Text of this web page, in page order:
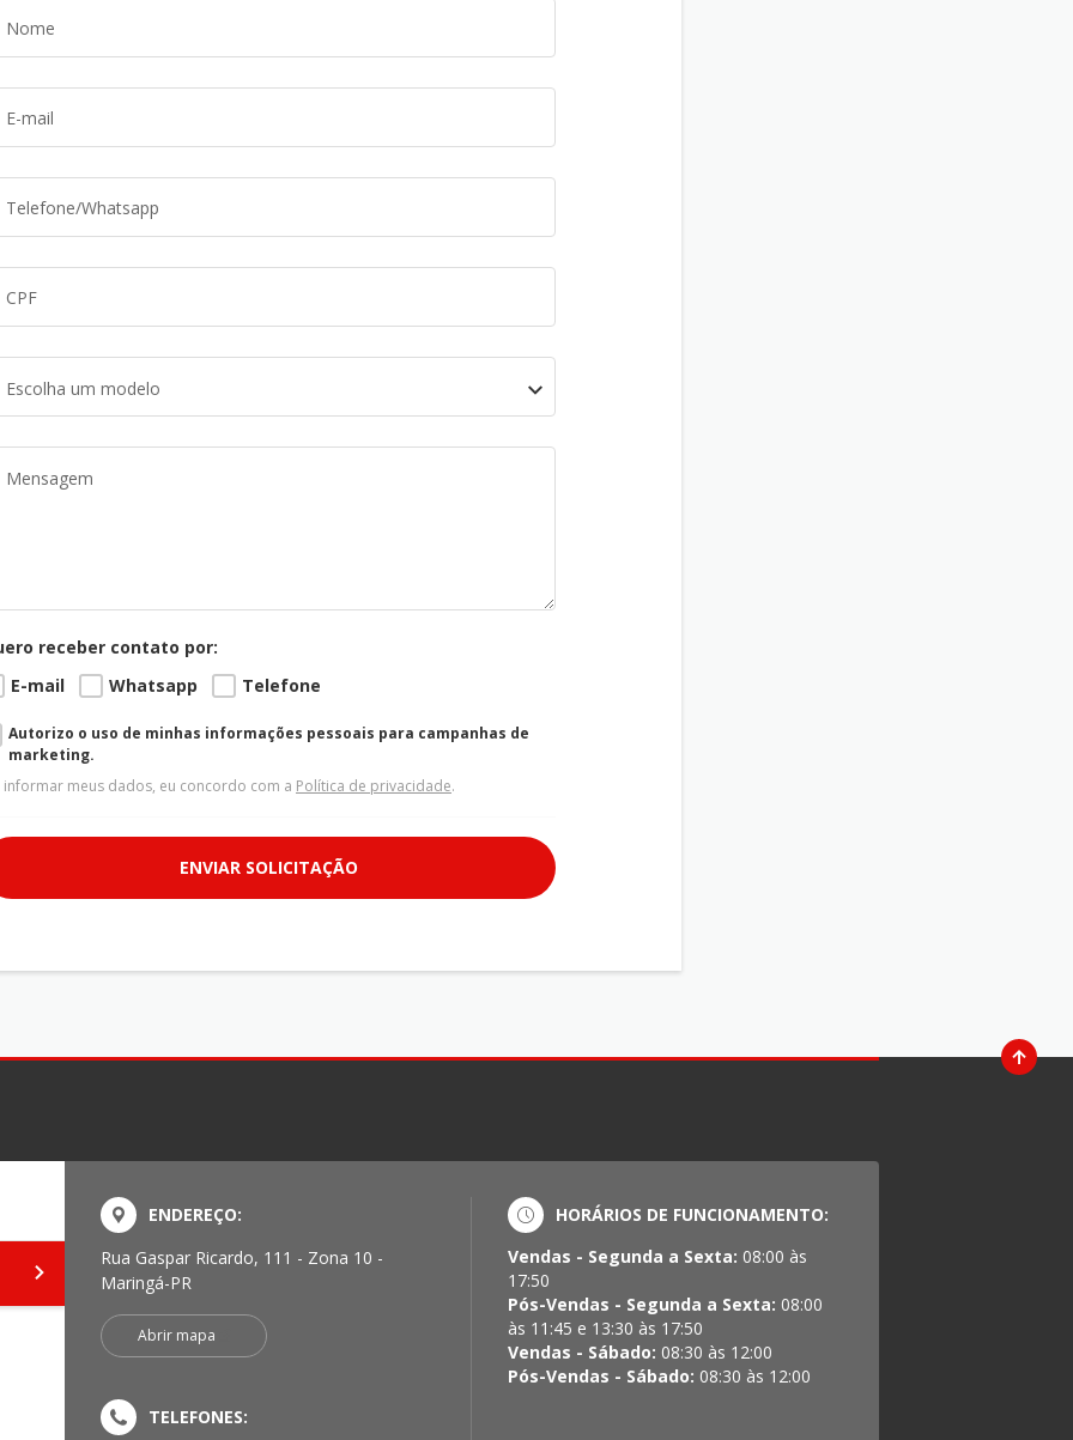
Escolha um modelo
receber contato por:
E-mail
Whatsapp Telefone
Autorizo o uso de minhas informações pessoais para campanhas de
marketing.
informar meus dados, eu concordo com a Política de privacidade.
ENVIAR SOLICITAÇÃO
ENDEREÇO:
Rua Gaspar Ricardo, 111 - Zona 10 -
Maringá-PR
Abrir mapa
TELEFONES:
HORÁRIOS DE FUNCIONAMENTO:
Vendas - Segunda a Sexta: 08:00 às
17:50
Pós-Vendas - Segunda a Sexta: 08:00
às 11:45 e 13:30 às 17:50
Vendas - Sábado: 08:30 às 12:00
Pós-Vendas - Sábado: 08:30 às 12:00